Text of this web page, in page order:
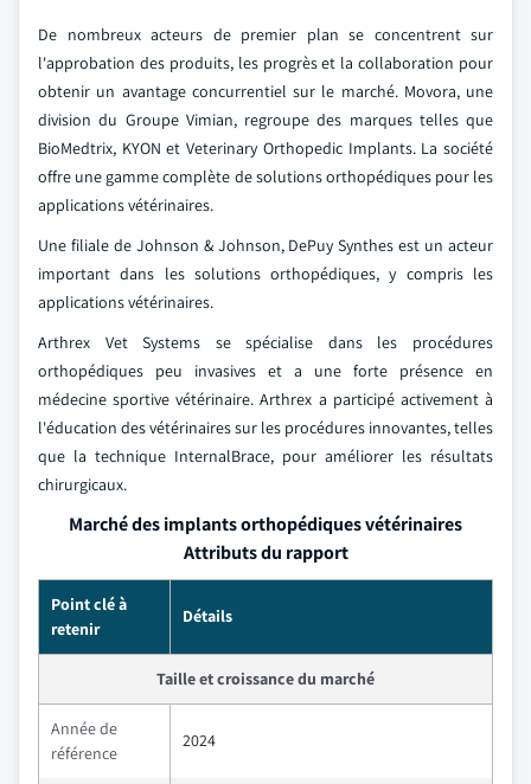
De nombreux acteurs de premier plan se concentrent sur
l'approbation des produits, les progrès et la collaboration pour
obtenir un avantage concurrentiel sur le marché. Movora, une
division du Groupe Vimian, regroupe des marques telles que
BioMedtrix, KYON et Veterinary Orthopedic Implants. La société
offre une gamme complète de solutions orthopédiques pour les
applications vétérinaires.
Une filiale de Johnson & Johnson, DePuy Synthes est un acteur
important dans les solutions orthopédiques, y compris les
applications vétérinaires.
Arthrex Vet Systems se spécialise dans les procédures
orthopédiques peu invasives et a une forte présence en
médecine sportive vétérinaire. Arthrex a participé activement à
l'éducation des vétérinaires sur les procédures innovantes, telles
que la technique InternalBrace, pour améliorer les résultats
chirurgicaux.
Marché des implants orthopédiques vétérinaires
Attributs du rapport
Point clé à
retenir
Détails
Taille et croissance du marché
Année de
référence
2024